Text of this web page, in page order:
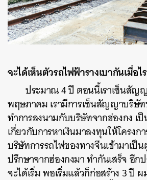
จะได้เห็นตัวรถไฟฟ้ารางเบากันเมื่อไร
ประมาณ 4 ปี ตอนนี้เราเซ็นสัญ
พฤษภาคม เรามีการเซ็นสัญญาบริษั
ทำการลงนามกับบริษัทจากฮ่องกง เ
เกี่ยวกับการหาเงินมาลงทุนให้โครง
บริษัทการรถไฟของทางจีนเข้ามาเ
ปรึกษาจากฮ่องกงมา ทำกันเสร็จ อีก
จะได้เริ่ม พอเริ่มแล้วก็ก่อสร้าง 3 ปี